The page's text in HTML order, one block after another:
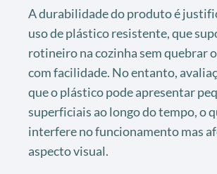
A durabilidade do produto é
uso de plástico resistente, que
rotineiro na cozinha sem quebrar
com facilidade. No entanto,
que o plástico pode apresentar
superficiais ao longo do tempo, o
interfere no funcionamento mas
aspecto visual.